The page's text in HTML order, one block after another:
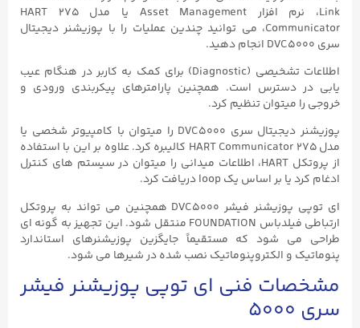
Link، نرم افزار Asset Management یا مدل ۲۷۵ HART
Communicator، می توانید چندین عملیات را با پوزیشنر دیجیتال
سری DVC5000 انجام دهید.
اطلاعات تشخیصی (Diagnostic) برای کمک به کاربر در هنگام عیب
یابی در دسترس است. همچنین پارامترهای پیکربندی ورودی و
خروجی را میتوان تنظیم کرد.
پوزیشنر دیجیتال سری DVC5000 را میتوان با کامپیوتر شخصی یا
مدل ۲۷۵ HART Communicator کالیبره کرد. علاوه بر این با استفاده
از پروتکل HART، اطلاعات میدانی را میتوان در سیستم های کنترل
ادغام کرد یا بر اساس یک loop دریافت کرد.
ای توپی پوزیشنر فیشر DVC5000 همچنین می تواند به پروتکل
ارتباطی فیلدباس FOUNDATION منتقل شود. این تجهیز به گونه ای
طراحی می شود که مستقیماً جایگزین پوزیشنرهای استاندارد
پنوماتیک و الکتروپنوماتیک نصب شده در شیرها می شود.
مشخصات فنی ای توپی پوزیشنر فیشر
سری ۵۰۰۰